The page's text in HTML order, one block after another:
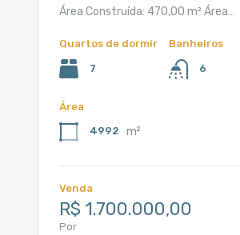
Área Construída: 470,00 m² Área…
Quartos de dormir
7
Banheiros
6
Área
4992 m²
Venda
R$ 1.700.000,00
Por